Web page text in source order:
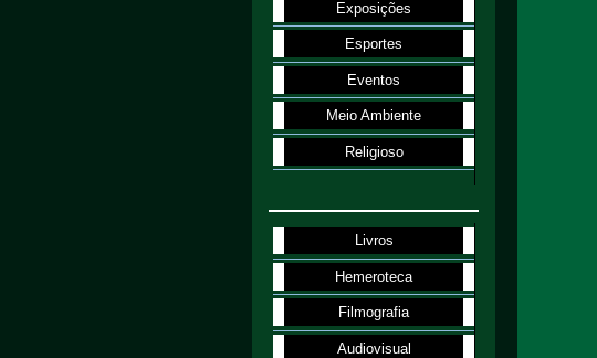
Exposições
Esportes
Eventos
Meio Ambiente
Religioso
Livros
Hemeroteca
Filmografia
Audiovisual